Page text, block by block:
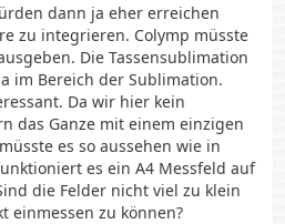
dann ja eher erreichen
zu integrieren. Colymp müsste
Die Tassensublimation
im Bereich der Sublimation.
Da wir hier kein
das Ganze mit einem einzigen
es so aussehen wie in
es ein A4 Messfeld auf
die Felder nicht viel zu klein
einmessen zu können?